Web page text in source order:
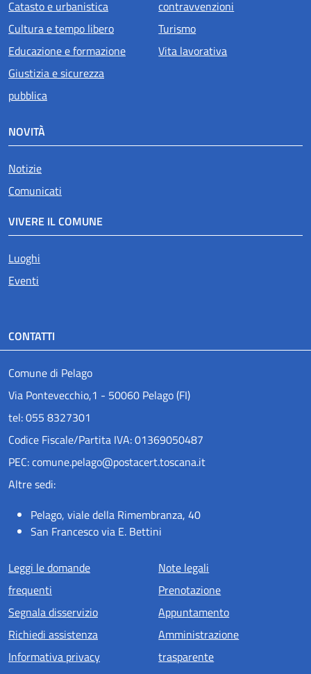
Catasto e urbanistica
Cultura e tempo libero
Educazione e formazione
Giustizia e sicurezza
pubblica
contravvenzioni
Turismo
Vita lavorativa
NOVITÀ
Notizie
Comunicati
VIVERE IL COMUNE
Luoghi
Eventi
CONTATTI
Comune di Pelago
Via Pontevecchio,1 - 50060 Pelago (FI)
tel: 055 8327301
Codice Fiscale/Partita IVA: 01369050487
PEC: comune.pelago@postacert.toscana.it
Altre sedi:
Pelago, viale della Rimembranza, 40
San Francesco via E. Bettini
Menu piè di pagina
Leggi le domande
frequenti
Segnala disservizio
Richiedi assistenza
Informativa privacy
Note legali
Prenotazione
Appuntamento
Amministrazione
trasparente